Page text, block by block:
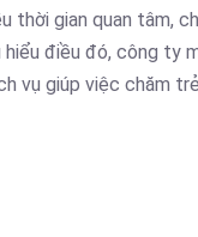
thời gian quan tâm,
điều đó, công ty
vụ giúp việc chăm